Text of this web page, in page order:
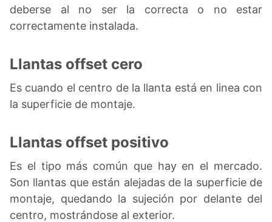
deberse al no ser la correcta o no estar
correctamente instalada.
Llantas offset cero
Es cuando el centro de la llanta está en linea con
la superficie de montaje.
Llantas offset positivo
Es el tipo más común que hay en el mercado.
Son llantas que están alejadas de la superficie de
montaje, quedando la sujeción por delante del
centro, mostrándose al exterior.